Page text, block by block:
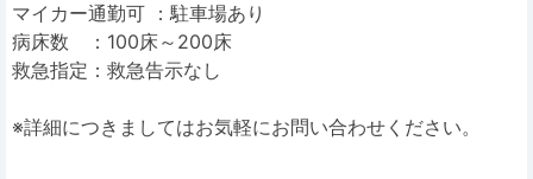
マイカー通勤可 ：駐車場あり
病床数 ：100床～200床
救急指定：救急告示なし
※詳細につきましてはお気軽にお問い合わせください。